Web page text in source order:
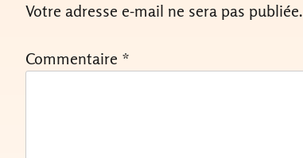
Votre adresse e-mail ne sera pas publiée.
Commentaire *